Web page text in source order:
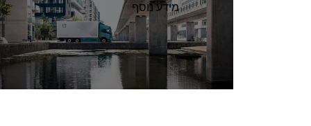
מידע נוסף